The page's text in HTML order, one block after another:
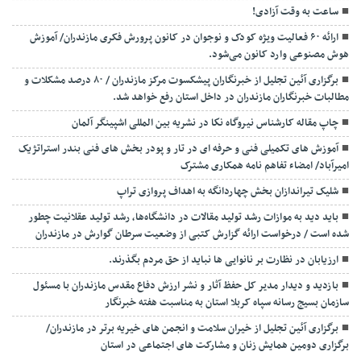
ساعت به وقت آزادی!
ارائه ۶۰ فعالیت ویژه کودک و نوجوان در کانون پرورش فکری مازندران/ آموزش
هوش مصنوعی وارد کانون می‌شود.
برگزاری آئین تجلیل از خبرنگاران پیشکسوت مرکز مازندران / ۸۰ درصد مشکلات و
مطالبات خبرنگاران مازندران در داخل استان رفع خواهد شد.
چاپ مقاله کارشناس نيروگاه نكا در نشریه بین المللی اشپینگر آلمان
آموزش های تکمیلی فنی و حرفه ای در تار و پودر بخش های فنی بندر استراتژیک
امیرآباد/ امضاء تفاهم نامه همکاری مشترک
شلیک تیراندازان بخش چهاردانگه به اهداف پروازی تراپ
باید دید به موازات رشد تولید مقالات در دانشگاه‌ها، رشد تولید عقلانیت چطور
شده است / درخواست ارائه گزارش کتبی از وضعیت سرطان گوارش در مازندران
ارزیابان در نظارت بر نانوایی ها نباید از حق مردم بگذرند.
بازدید و دیدار مدیر کل حفظ آثار و نشر ارزش دفاع مقدس مازندران با مسئول
سازمان بسیج رسانه سپاه کربلا استان به مناسبت هفته خبرنگار
برگزاری آئین تجلیل از خیران سلامت و انجمن های خیریه برتر در مازندران/
برگزاری دومین همایش زنان و مشارکت های اجتماعی در استان